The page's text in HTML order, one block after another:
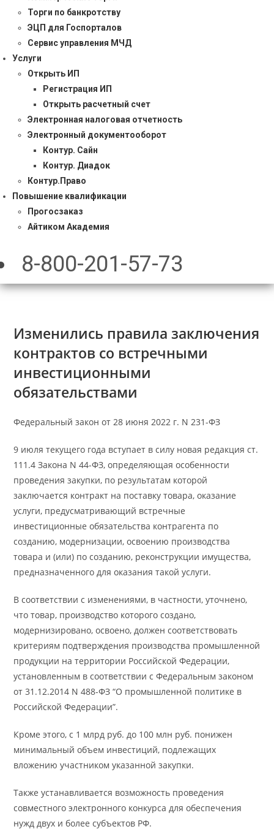
Торги по банкротству
ЭЦП для Госпорталов
Сервис управления МЧД
Услуги
Открыть ИП
Регистрация ИП
Открыть расчетный счет
Электронная налоговая отчетность
Электронный документооборот
Контур. Сайн
Контур. Диадок
Контур.Право
Повышение квалификации
Прогосзаказ
Айтиком Академия
8-800-201-57-73
Изменились правила заключения
контрактов со встречными
инвестиционными
обязательствами
Федеральный закон от 28 июня 2022 г. N 231-ФЗ
9 июля текущего года вступает в силу новая редакция ст.
111.4 Закона N 44-ФЗ, определяющая особенности
проведения закупки, по результатам которой
заключается контракт на поставку товара, оказание
услуги, предусматривающий встречные
инвестиционные обязательства контрагента по
созданию, модернизации, освоению производства
товара и (или) по созданию, реконструкции имущества,
предназначенного для оказания такой услуги.
В соответствии с изменениями, в частности, уточнено,
что товар, производство которого создано,
модернизировано, освоено, должен соответствовать
критериям подтверждения производства промышленной
продукции на территории Российской Федерации,
установленным в соответствии с Федеральным законом
от 31.12.2014 N 488-ФЗ “О промышленной политике в
Российской Федерации”.
Кроме этого, с 1 млрд руб. до 100 млн руб. понижен
минимальный объем инвестиций, подлежащих
вложению участником указанной закупки.
Также устанавливается возможность проведения
совместного электронного конкурса для обеспечения
нужд двух и более субъектов РФ.